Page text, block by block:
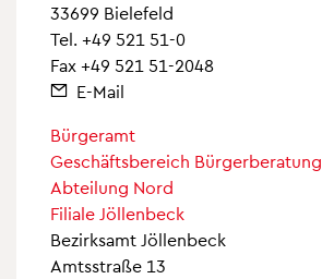
33699 Bielefeld
Tel. +49 521 51-0
Fax +49 521 51-2048
E-Mail
Bürgeramt
Geschäftsbereich Bürgerberatung
Abteilung Nord
Filiale Jöllenbeck
Bezirksamt Jöllenbeck
Amtsstraße 13